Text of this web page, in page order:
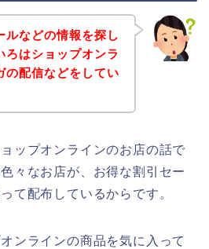
ルなどの情報を探し
ろはショップオンラ
の配信などをしてい
ップオンラインのお店の話で
々なお店が、お得な割引セー
て配布しているからです。
ンラインの商品を気に入って